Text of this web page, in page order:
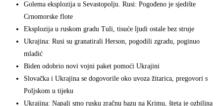
Golema eksplozija u Sevastopolju. Rusi: Pogođeno je sjedište
Crnomorske flote
Eksplozija u ruskom gradu Tuli, tisuće ljudi ostale bez struje
Ukrajina: Rusi su granatirali Herson, pogodili zgradu, poginuo
mladić
Biden odobrio novi vojni paket pomoći Ukrajini
Slovačka i Ukrajina se dogovorile oko uvoza žitarica, pregovori s
Poljskom u tijeku
Ukrajina: Napali smo rusku zračnu bazu na Krimu, šteta je ozbiljna